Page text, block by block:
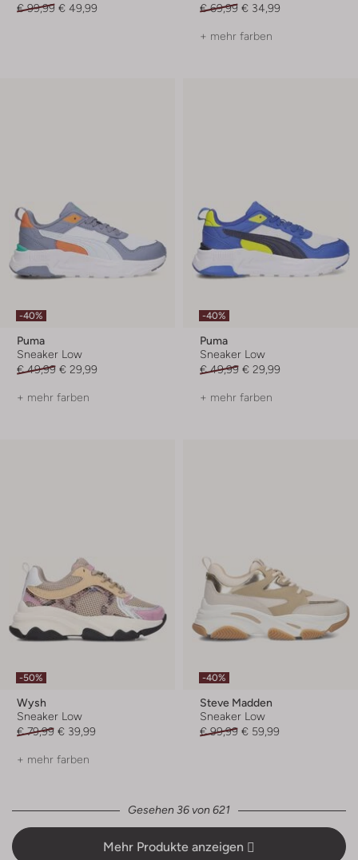
€ 99,99 € 49,99
€ 69,99 € 34,99
+ mehr farben
-40%
Puma
Sneaker Low
€ 49,99 € 29,99
+ mehr farben
-40%
Puma
Sneaker Low
€ 49,99 € 29,99
+ mehr farben
-50%
Wysh
Sneaker Low
€ 79,99 € 39,99
+ mehr farben
-40%
Steve Madden
Sneaker Low
€ 99,99 € 59,99
Gesehen 36 von 621
Mehr Produkte anzeigen